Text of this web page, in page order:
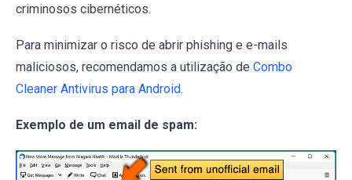
criminosos cibernéticos.
Para minimizar o risco de abrir phishing e e-mails
maliciosos, recomendamos a utilização de Combo
Cleaner Antivirus para Android.
Exemplo de um email de spam: